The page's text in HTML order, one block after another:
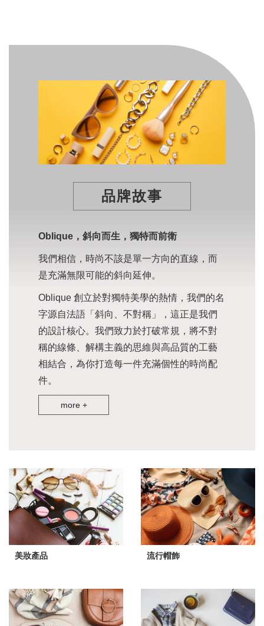
品牌故事
Oblique，斜向而生，獨特而前衛
我們相信，時尚不該是單一方向的直線，而
是充滿無限可能的斜向延伸。
Oblique 創立於對獨特美學的熱情，我們的名
字源自法語「斜向、不對稱」，這正是我們
的設計核心。我們致力於打破常規，將不對
稱的線條、解構主義的思維與高品質的工藝
相結合，為你打造每一件充滿個性的時尚配
件。
more +
美妝產品 流行帽飾